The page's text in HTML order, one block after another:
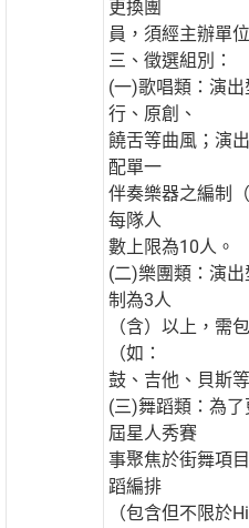
更換團
員，須經主辦單
三、徵選組別：
(一)歌唱類：演
行、原創、
饒舌等曲風；演
配單一
伴奏樂器之編制
每隊人
數上限為10人。
(二)樂團類：演
制為3人
（含）以上，需
（如：
鼓、吉他、貝斯
(三)舞蹈類：為
屆星人秀賽
事聚焦於街舞項
蹈編排
（包含但不限於